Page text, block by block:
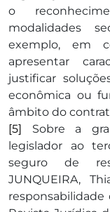
o
modalidades
exemplo, em
apresentar
justificar
econômica ou
âmbito do
[5] Sobre a
legislador ao
seguro de
JUNQUEIRA,